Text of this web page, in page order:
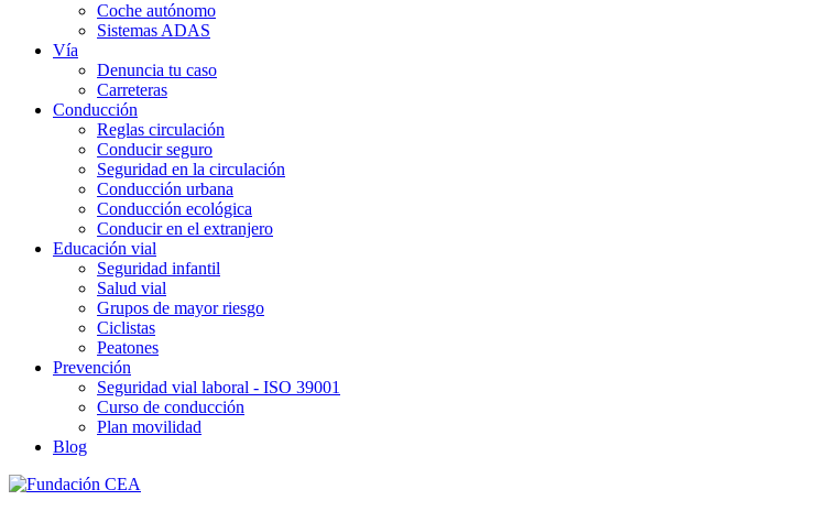
Coche autónomo
Sistemas ADAS
Vía
Denuncia tu caso
Carreteras
Conducción
Reglas circulación
Conducir seguro
Seguridad en la circulación
Conducción urbana
Conducción ecológica
Conducir en el extranjero
Educación vial
Seguridad infantil
Salud vial
Grupos de mayor riesgo
Ciclistas
Peatones
Prevención
Seguridad vial laboral - ISO 39001
Curso de conducción
Plan movilidad
Blog